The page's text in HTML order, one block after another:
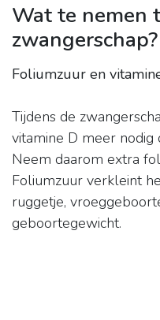
Wat te nemen
zwangerschap?
Foliumzuur en
Tijdens de
vitamine D meer nodig
Neem daarom extra
Foliumzuur verkleint
ruggetje,
geboortegewicht.